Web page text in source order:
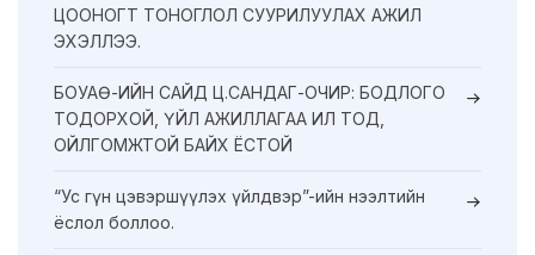
ЦООНОГТ ТОНОГЛОЛ СУУРИЛУУЛАХ АЖИЛ
ЭХЭЛЛЭЭ.
БОУАӨ-ИЙН САЙД Ц.САНДАГ-ОЧИР: БОДЛОГО
ТОДОРХОЙ, ҮЙЛ АЖИЛЛАГАА ИЛ ТОД,
ОЙЛГОМЖТОЙ БАЙХ ЁСТОЙ
“Ус гүн цэвэршүүлэх үйлдвэр”-ийн нээлтийн
ёслол боллоо.